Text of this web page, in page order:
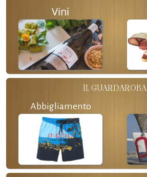
Vini
IL GUARDAROBA
Abbigliamento